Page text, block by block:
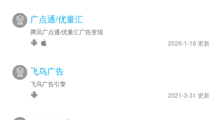
广点通/优量汇
腾讯广点通/优量汇广告变现
2026-1-16 更新
飞鸟广告
飞鸟广告引擎
2021-3-31 更新